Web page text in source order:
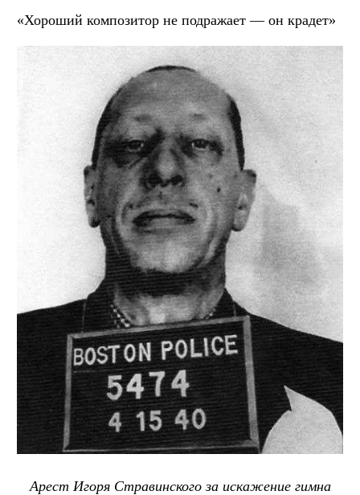
«Хороший композитор не подражает — он крадет»
Арест Игоря Стравинского за искажение гимна